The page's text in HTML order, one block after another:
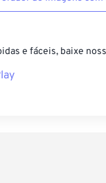
e fáceis, baixe